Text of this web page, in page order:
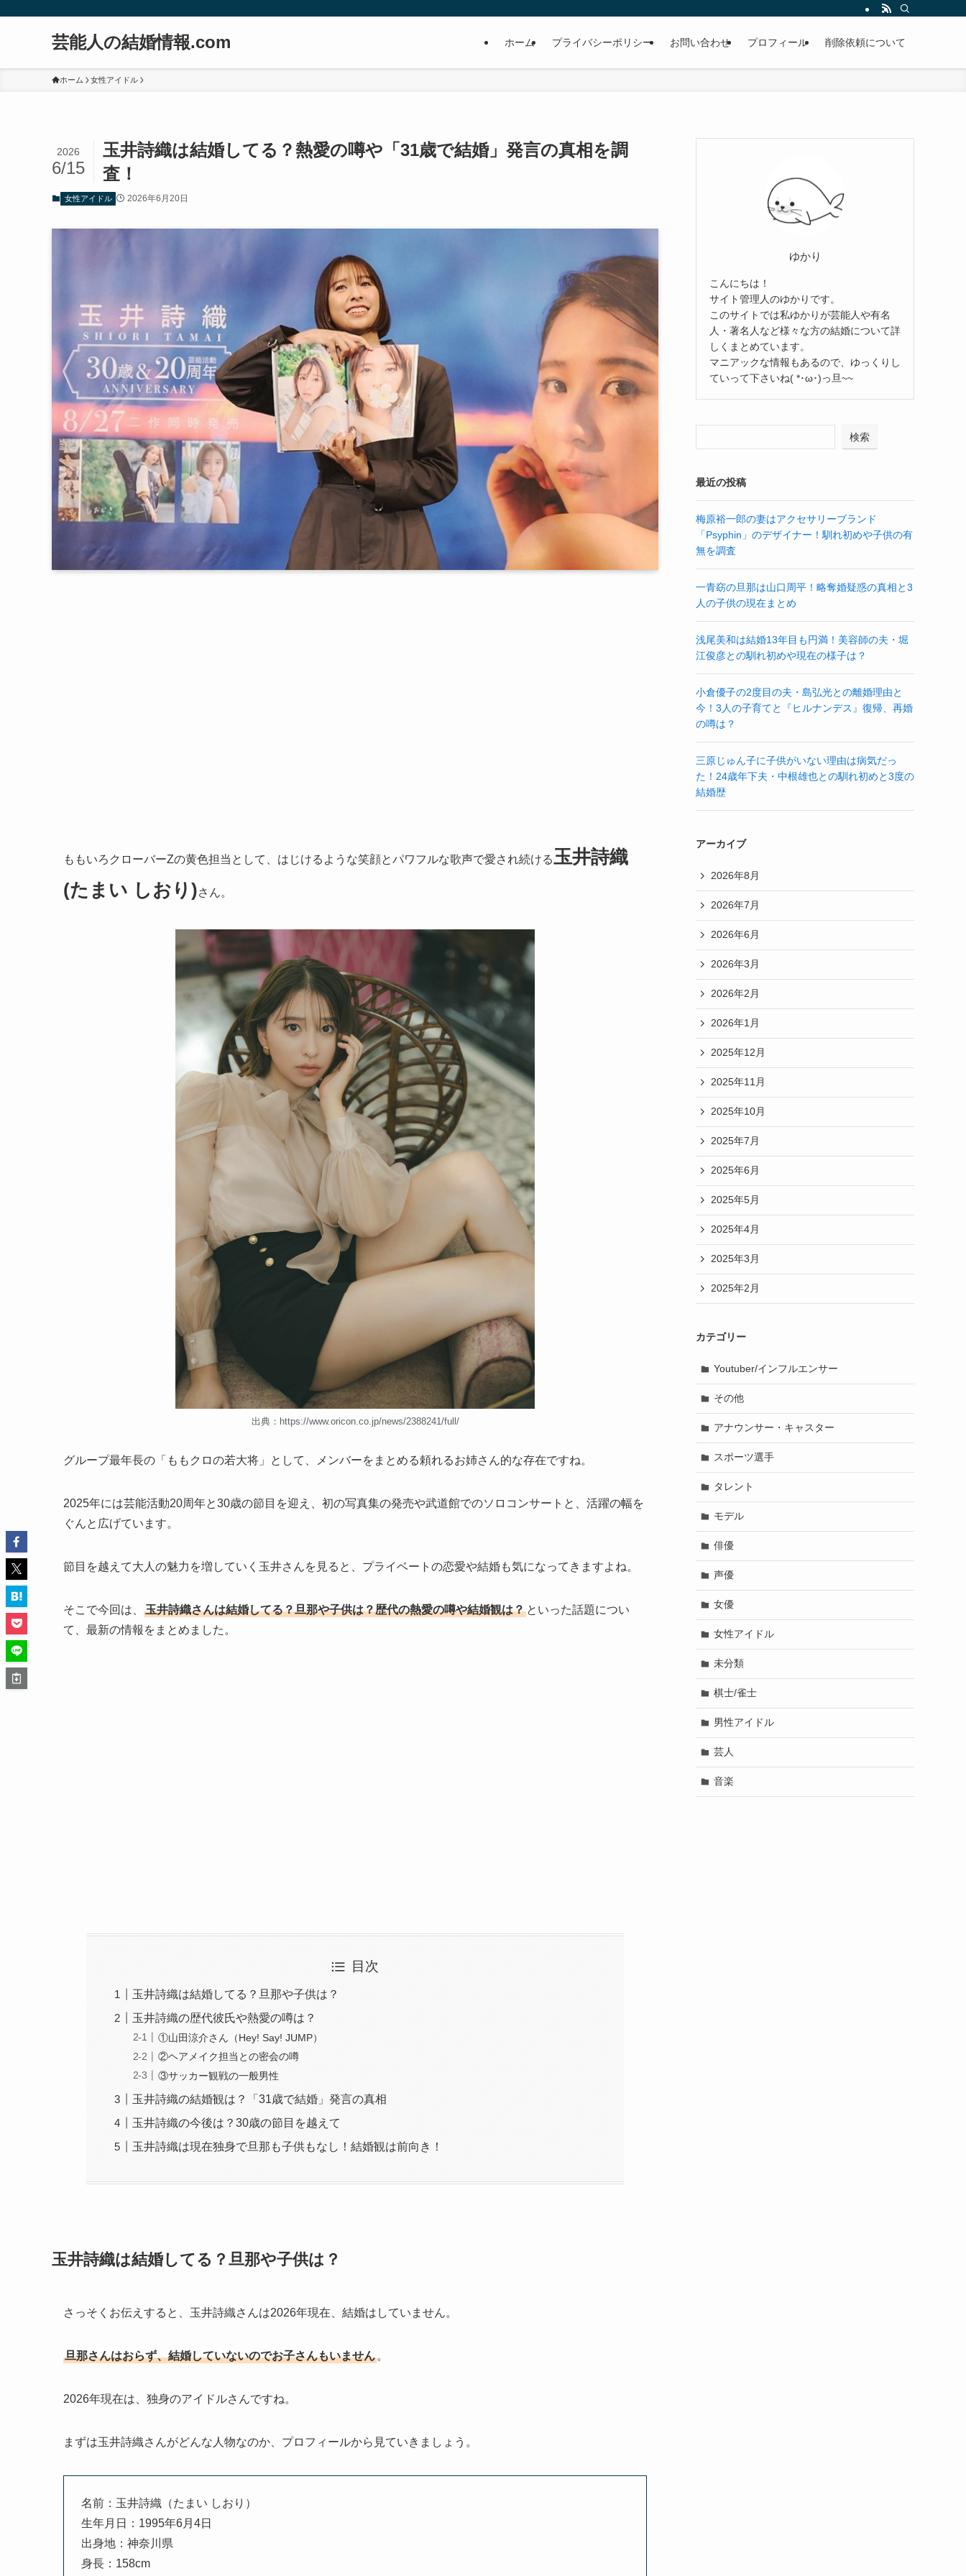
芸能人の結婚情報.com ホーム プライバシーポリシー お問い合わせ プロフィール 削除依頼について
ホーム 女性アイドル
玉井詩織は結婚してる？熱愛の噂や「31歳で結婚」発言の真相を調
査！
2026
6/15
女性アイドル 2026年6月20日
ももいろクローバーZの黄色担当として、はじけるような笑顔とパワフルな歌声で愛され続ける玉井詩織
(たまい しおり)さん。
出典：https://www.oricon.co.jp/news/2388241/full/
グループ最年長の「ももクロの若大将」として、メンバーをまとめる頼れるお姉さん的な存在ですね。
2025年には芸能活動20周年と30歳の節目を迎え、初の写真集の発売や武道館でのソロコンサートと、活躍の幅を
ぐんと広げています。
節目を越えて大人の魅力を増していく玉井さんを見ると、プライベートの恋愛や結婚も気になってきますよね。
そこで今回は、 玉井詩織さんは結婚してる？旦那や子供は？歴代の熱愛の噂や結婚観は？ といった話題につい
て、最新の情報をまとめました。
目次
玉井詩織は結婚してる？旦那や子供は？
玉井詩織の歴代彼氏や熱愛の噂は？
①山田涼介さん（Hey! Say! JUMP）
②ヘアメイク担当との密会の噂
③サッカー観戦の一般男性
玉井詩織の結婚観は？「31歳で結婚」発言の真相
玉井詩織の今後は？30歳の節目を越えて
玉井詩織は現在独身で旦那も子供もなし！結婚観は前向き！
玉井詩織は結婚してる？旦那や子供は？
さっそくお伝えすると、玉井詩織さんは2026年現在、結婚はしていません。
旦那さんはおらず、結婚していないのでお子さんもいません 。
2026年現在は、独身のアイドルさんですね。
まずは玉井詩織さんがどんな人物なのか、プロフィールから見ていきましょう。
名前：玉井詩織（たまい しおり）
生年月日：1995年6月4日
出身地：神奈川県
身長：158cm
ゆかり
こんにちは！
サイト管理人のゆかりです。
このサイトでは私ゆかりが芸能人や有名
人・著名人など様々な方の結婚について詳
しくまとめています。
マニアックな情報もあるので、ゆっくりし
ていって下さいね( *･ω･)っ旦~~
検索
最近の投稿
梅原裕一郎の妻はアクセサリーブランド
「Psyphin」のデザイナー！馴れ初めや子供の有
無を調査
一青窈の旦那は山口周平！略奪婚疑惑の真相と3
人の子供の現在まとめ
浅尾美和は結婚13年目も円満！美容師の夫・堀
江俊彦との馴れ初めや現在の様子は？
小倉優子の2度目の夫・島弘光との離婚理由と
今！3人の子育てと『ヒルナンデス』復帰、再婚
の噂は？
三原じゅん子に子供がいない理由は病気だっ
た！24歳年下夫・中根雄也との馴れ初めと3度の
結婚歴
アーカイブ
2026年8月
2026年7月
2026年6月
2026年3月
2026年2月
2026年1月
2025年12月
2025年11月
2025年10月
2025年7月
2025年6月
2025年5月
2025年4月
2025年3月
2025年2月
カテゴリー
Youtuber/インフルエンサー
その他
アナウンサー・キャスター
スポーツ選手
タレント
モデル
俳優
声優
女優
女性アイドル
未分類
棋士/雀士
男性アイドル
芸人
音楽